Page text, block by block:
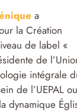
a
la Création
de label «
de
intégrale
de l’UEPAL